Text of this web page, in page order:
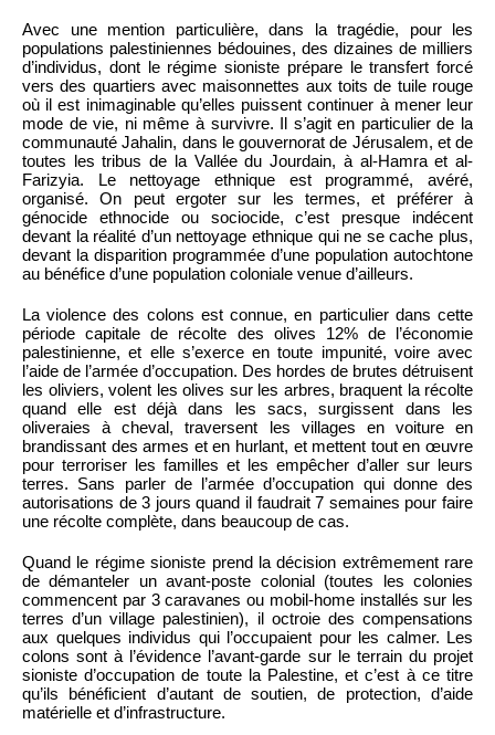
Avec une mention particulière, dans la tragédie, pour les
populations palestiniennes bédouines, des dizaines de milliers
d’individus, dont le régime sioniste prépare le transfert forcé
vers des quartiers avec maisonnettes aux toits de tuile rouge
où il est inimaginable qu’elles puissent continuer à mener leur
mode de vie, ni même à survivre. Il s’agit en particulier de la
communauté Jahalin, dans le gouvernorat de Jérusalem, et de
toutes les tribus de la Vallée du Jourdain, à al-Hamra et al-
Farizyia. Le nettoyage ethnique est programmé, avéré,
organisé. On peut ergoter sur les termes, et préférer à
génocide ethnocide ou sociocide, c’est presque indécent
devant la réalité d’un nettoyage ethnique qui ne se cache plus,
devant la disparition programmée d’une population autochtone
au bénéfice d’une population coloniale venue d’ailleurs.
La violence des colons est connue, en particulier dans cette
période capitale de récolte des olives 12% de l’économie
palestinienne, et elle s’exerce en toute impunité, voire avec
l’aide de l’armée d’occupation. Des hordes de brutes détruisent
les oliviers, volent les olives sur les arbres, braquent la récolte
quand elle est déjà dans les sacs, surgissent dans les
oliveraies à cheval, traversent les villages en voiture en
brandissant des armes et en hurlant, et mettent tout en œuvre
pour terroriser les familles et les empêcher d’aller sur leurs
terres. Sans parler de l’armée d’occupation qui donne des
autorisations de 3 jours quand il faudrait 7 semaines pour faire
une récolte complète, dans beaucoup de cas.
Quand le régime sioniste prend la décision extrêmement rare
de démanteler un avant-poste colonial (toutes les colonies
commencent par 3 caravanes ou mobil-home installés sur les
terres d’un village palestinien), il octroie des compensations
aux quelques individus qui l’occupaient pour les calmer. Les
colons sont à l’évidence l’avant-garde sur le terrain du projet
sioniste d’occupation de toute la Palestine, et c’est à ce titre
qu’ils bénéficient d’autant de soutien, de protection, d’aide
matérielle et d’infrastructure.